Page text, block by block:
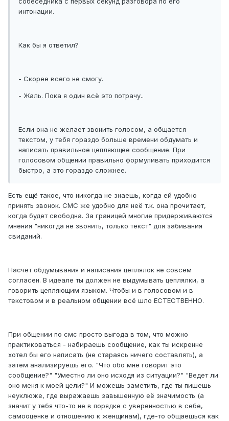
интонации.
Как бы я ответил?
- Скорее всего не смогу.
- Жаль. Пока я один всё это потрачу..
Если она не желает звонить голосом, а общается
текстом, у тебя гораздо больше времени обдумать и
написать правильное цепляющее сообщение. При
голосовом общении правильно формуливать приходится
быстро, а это гораздо сложнее.
Есть ещё такое, что никогда не знаешь, когда ей удобно
принять звонок. СМС же удобно для неё т.к. она прочитает,
когда будет свободна. За границей многие придерживаются
мнения "никогда не звонить, только текст" для забивания
свиданий.
Насчет обдумывания и написания цеплялок не совсем
согласен. В идеале ты должен не выдумывать цеплялки, а
говорить цепляющим языком. Чтобы и в голосовом и в
текстовом и в реальном общении всё шло ЕСТЕСТВЕННО.
При общении по смс просто выгода в том, что можно
практиковаться - набираешь сообщение, как ты искренне
хотел бы его написать (не стараясь ничего составлять), а
затем анализируешь его. "Что обо мне говорит это
сообщение?" "Уместно ли оно исходя из ситуации?" "Ведет ли
оно меня к моей цели?" И можешь заметить, где ты пишешь
неуклюже, где выражаешь завышенную её значимость (а
значит у тебя что-то не в порядке с уверенностью в себе,
самооценке и отношению к женщинам), где-то общаешься как